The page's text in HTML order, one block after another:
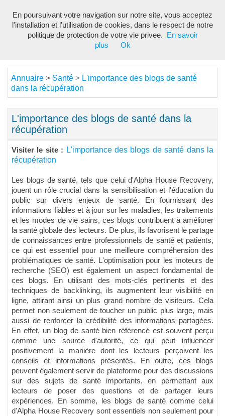
Annuaire > Santé > L'importance des blogs de santé
dans la récupération
L'importance des blogs de santé dans la
récupération
Visiter le site :
L'importance des blogs de santé dans la
récupération
Les blogs de santé, tels que celui d'Alpha House Recovery,
jouent un rôle crucial dans la sensibilisation et l'éducation du
public sur divers enjeux de santé. En fournissant des
informations fiables et à jour sur les maladies, les traitements
et les modes de vie sains, ces blogs contribuent à améliorer
la santé globale des lecteurs. De plus, ils favorisent le partage
de connaissances entre professionnels de santé et patients,
ce qui est essentiel pour une meilleure compréhension des
problématiques de santé. L'optimisation pour les moteurs de
recherche (SEO) est également un aspect fondamental de
ces blogs. En utilisant des mots-clés pertinents et des
techniques de backlinking, ils augmentent leur visibilité en
ligne, attirant ainsi un plus grand nombre de visiteurs. Cela
permet non seulement de toucher un public plus large, mais
aussi de renforcer la crédibilité des informations partagées.
En effet, un blog de santé bien référencé est souvent perçu
comme une source d'autorité, ce qui peut influencer
positivement la manière dont les lecteurs perçoivent les
conseils et informations présentés. En outre, ces blogs
peuvent également servir de plateforme pour des discussions
sur des sujets de santé importants, en permettant aux
lecteurs de poser des questions et de partager leurs
expériences. En somme, les blogs de santé comme celui
d'Alpha House Recovery sont essentiels non seulement pour
En poursuivant votre navigation sur notre site, vous acceptez
l'installation et l'utilisation de cookies, dans le respect de notre
politique de protection de votre vie privee.
En savoir
plus
Ok